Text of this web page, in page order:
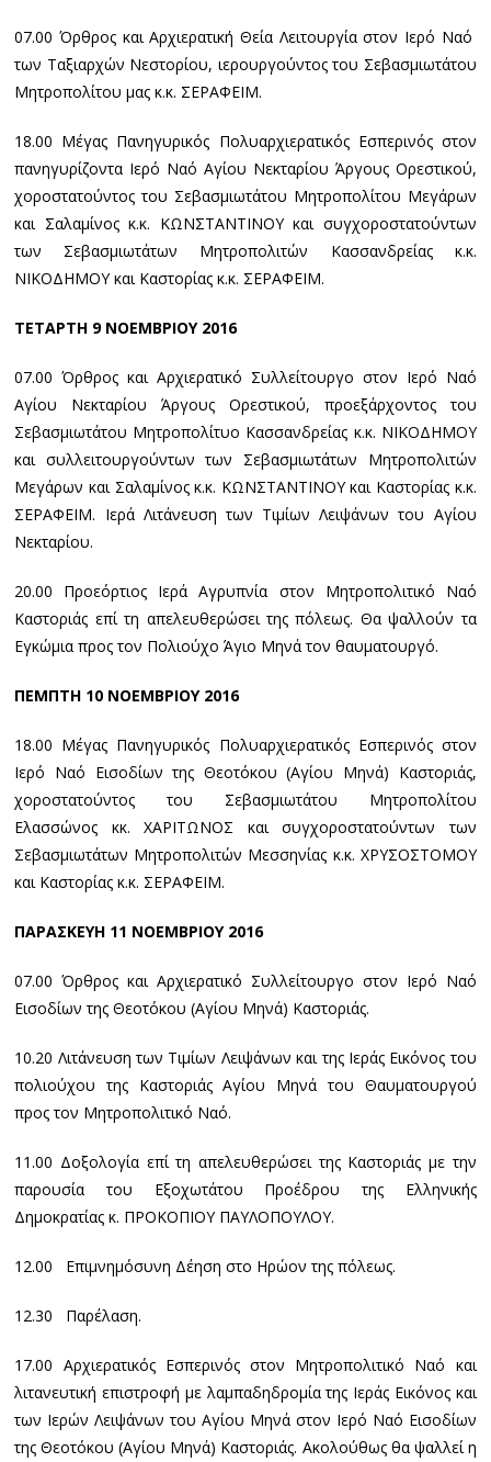
07.00 Όρθρος και Αρχιερατική Θεία Λειτουργία στον Ιερό Ναό
των Ταξιαρχών Νεστορίου, ιερουργούντος του Σεβασμιωτάτου
Μητροπολίτου μας κ.κ. ΣΕΡΑΦΕΙΜ.
18.00 Μέγας Πανηγυρικός Πολυαρχιερατικός Εσπερινός στον
πανηγυρίζοντα Ιερό Ναό Αγίου Νεκταρίου Άργους Ορεστικού,
χοροστατούντος του Σεβασμιωτάτου Μητροπολίτου Μεγάρων
και Σαλαμίνος κ.κ. ΚΩΝΣΤΑΝΤΙΝΟΥ και συγχοροστατούντων
των Σεβασμιωτάτων Μητροπολιτών Κασσανδρείας κ.κ.
ΝΙΚΟΔΗΜΟΥ και Καστορίας κ.κ. ΣΕΡΑΦΕΙΜ.
ΤΕΤΑΡΤΗ 9 ΝΟΕΜΒΡΙΟΥ 2016
07.00 Όρθρος και Αρχιερατικό Συλλείτουργο στον Ιερό Ναό
Αγίου Νεκταρίου Άργους Ορεστικού, προεξάρχοντος του
Σεβασμιωτάτου Μητροπολίτυο Κασσανδρείας κ.κ. ΝΙΚΟΔΗΜΟΥ
και συλλειτουργούντων των Σεβασμιωτάτων Μητροπολιτών
Μεγάρων και Σαλαμίνος κ.κ. ΚΩΝΣΤΑΝΤΙΝΟΥ και Καστορίας κ.κ.
ΣΕΡΑΦΕΙΜ. Ιερά Λιτάνευση των Τιμίων Λειψάνων του Αγίου
Νεκταρίου.
20.00 Προεόρτιος Ιερά Αγρυπνία στον Μητροπολιτικό Ναό
Καστοριάς επί τη απελευθερώσει της πόλεως. Θα ψαλλούν τα
Εγκώμια προς τον Πολιούχο Άγιο Μηνά τον θαυματουργό.
ΠΕΜΠΤΗ 10 ΝΟΕΜΒΡΙΟΥ 2016
18.00 Μέγας Πανηγυρικός Πολυαρχιερατικός Εσπερινός στον
Ιερό Ναό Εισοδίων της Θεοτόκου (Αγίου Μηνά) Καστοριάς,
χοροστατούντος του Σεβασμιωτάτου Μητροπολίτου
Ελασσώνος κκ. ΧΑΡΙΤΩΝΟΣ και συγχοροστατούντων των
Σεβασμιωτάτων Μητροπολιτών Μεσσηνίας κ.κ. ΧΡΥΣΟΣΤΟΜΟΥ
και Καστορίας κ.κ. ΣΕΡΑΦΕΙΜ.
ΠΑΡΑΣΚΕΥΗ 11 ΝΟΕΜΒΡΙΟΥ 2016
07.00 Όρθρος και Αρχιερατικό Συλλείτουργο στον Ιερό Ναό
Εισοδίων της Θεοτόκου (Αγίου Μηνά) Καστοριάς.
10.20 Λιτάνευση των Τιμίων Λειψάνων και της Ιεράς Εικόνος του
πολιούχου της Καστοριάς Αγίου Μηνά του Θαυματουργού
προς τον Μητροπολιτικό Ναό.
11.00 Δοξολογία επί τη απελευθερώσει της Καστοριάς με την
παρουσία του Εξοχωτάτου Προέδρου της Ελληνικής
Δημοκρατίας κ. ΠΡΟΚΟΠΙΟΥ ΠΑΥΛΟΠΟΥΛΟΥ.
12.00 Επιμνημόσυνη Δέηση στο Ηρώον της πόλεως.
12.30 Παρέλαση.
17.00 Αρχιερατικός Εσπερινός στον Μητροπολιτικό Ναό και
λιτανευτική επιστροφή με λαμπαδηδρομία της Ιεράς Εικόνος και
των Ιερών Λειψάνων του Αγίου Μηνά στον Ιερό Ναό Εισοδίων
της Θεοτόκου (Αγίου Μηνά) Καστοριάς. Ακολούθως θα ψαλλεί η